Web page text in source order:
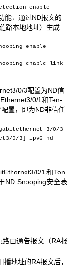
enable
能，通过ND报文的
路本地地址）生成
enable
enable link-
0/3配置为ND信
0/1和Ten-
置，即为ND非信任
3/0/3
0/3] ipv6 nd
0/1和Ten-
ND Snooping安全表
由通告报文（RA报
地址的RA报文后，